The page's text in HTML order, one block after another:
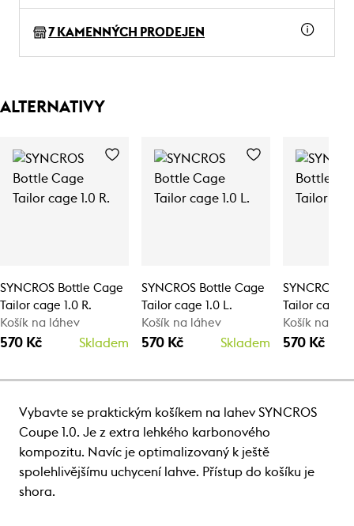
7 KAMENNÝCH PRODEJEN
ALTERNATIVY
SYNCROS Bottle Cage
Tailor cage 1.0 R.
Košík na láhev
570 Kč Skladem
SYNCROS Bottle Cage
Tailor cage 1.0 L.
Košík na láhev
570 Kč Skladem
SYNCROS
Tailor cage
Košík na
570 Kč
Vybavte se praktickým košíkem na lahev SYNCROS
Coupe 1.0. Je z extra lehkého karbonového
kompozitu. Navíc je optimalizovaný k ještě
spolehlivějšímu uchycení lahve. Přístup do košíku je
shora.